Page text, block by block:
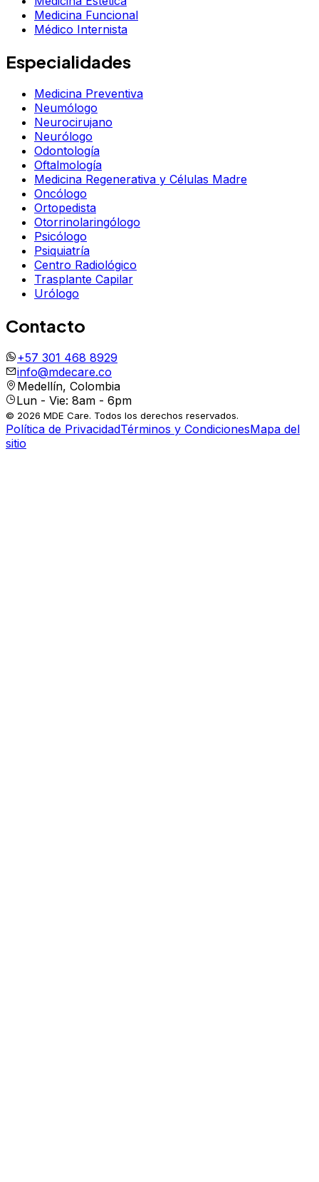
Medicina Funcional
Médico Internista
Especialidades
Medicina Preventiva
Neumólogo
Neurocirujano
Neurólogo
Odontología
Oftalmología
Medicina Regenerativa y Células Madre
Oncólogo
Ortopedista
Otorrinolaringólogo
Psicólogo
Psiquiatría
Centro Radiológico
Trasplante Capilar
Urólogo
Contacto
+57 301 468 8929
info@mdecare.co
Medellín, Colombia
Lun - Vie: 8am - 6pm
© 2026 MDE Care. Todos los derechos reservados.
Política de PrivacidadTérminos y CondicionesMapa del
sitio